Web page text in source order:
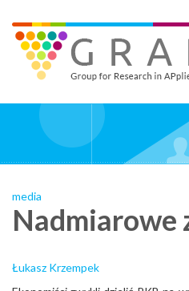
main
content
media
Nadmiarowe
Łukasz Krzempek